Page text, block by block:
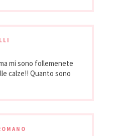
mi sono follemenete
calze!! Quanto sono